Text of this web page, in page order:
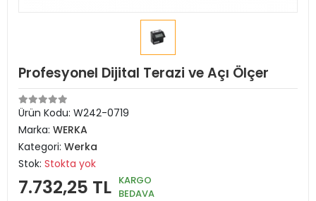
Profesyonel Dijital Terazi ve Açı Ölçer
Ürün Kodu: W242-0719
Marka: WERKA
Kategori: Werka
Stok: Stokta yok
7.732,25 TL KARGO
BEDAVA